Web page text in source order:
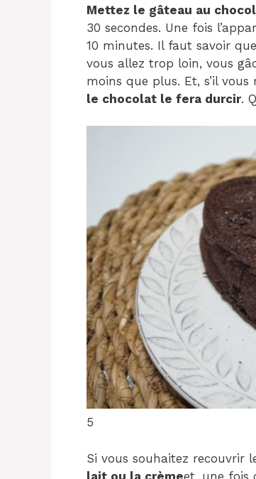
Mettez le gâteau au
30 secondes. Une fois
10 minutes. Il faut savoir
vous allez trop loin, vous
moins que plus. Et, s’il
le chocolat le fera durcir.
5
Si vous souhaitez recouvrir
lait ou la crèmeet, une fois